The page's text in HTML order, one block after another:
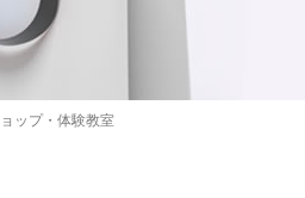
ップ・体験教室